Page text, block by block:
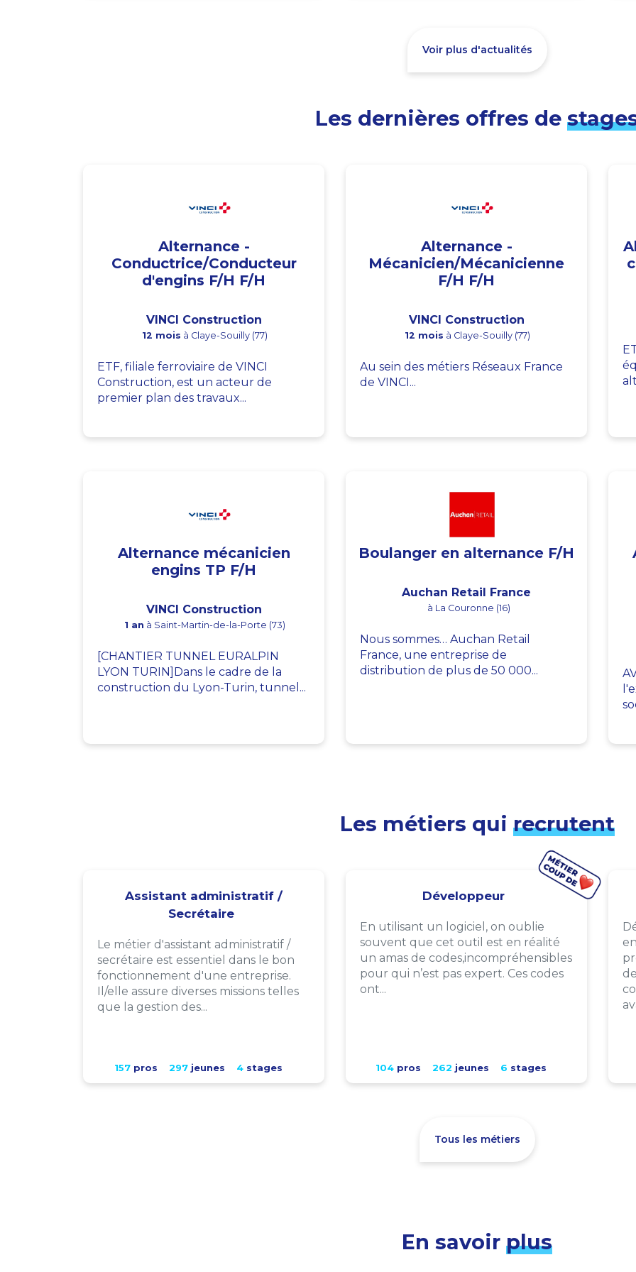
Voir plus d'actualités
Les dernières offres de
Alternance -
Conductrice/Conducteur
d'engins F/H F/H
VINCI Construction
12 mois à Claye-Souilly (77)
ETF, filiale ferroviaire de VINCI
Construction, est un acteur de
premier plan des travaux...
Alternance -
Mécanicien/Mécanicienne
F/H F/H
VINCI Construction
12 mois à Claye-Souilly (77)
Au sein des métiers Réseaux France
de VINCI...
Alternance mécanicien
engins TP F/H
VINCI Construction
1 an à Saint-Martin-de-la-Porte (73)
[CHANTIER TUNNEL EURALPIN
LYON TURIN]Dans le cadre de la
construction du Lyon-Turin, tunnel...
Boulanger en alternance F/H
Auchan Retail France
à La Couronne (16)
Nous sommes… Auchan Retail
France, une entreprise de
distribution de plus de 50 000...
Les métiers qui recrutent
Assistant administratif /
Secrétaire
Le métier d'assistant administratif /
secrétaire est essentiel dans le bon
fonctionnement d'une entreprise.
Il/elle assure diverses missions telles
que la gestion des...
157pros 297jeunes 4stages
Développeur
En utilisant un logiciel, on oublie
souvent que cet outil est en réalité
un amas de codes,incompréhensibles
pour qui n’est pas expert. Ces codes
ont...
104pros 262 jeunes 6 stages
Tous les métiers
En savoir plus